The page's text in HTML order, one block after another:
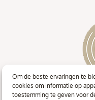
Om de beste ervaringen te
cookies om informatie op
toestemming te geven voor